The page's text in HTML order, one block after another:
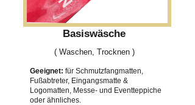
Basiswäsche
( Waschen, Trocknen )
Geeignet: für Schmutzfangmatten,
Fußabtreter, Eingangsmatte &
Logomatten, Messe- und Eventteppiche
oder ähnliches.